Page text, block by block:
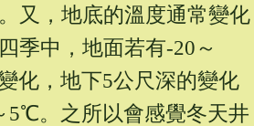
又，地底的溫度通常變化
季中，地面若有-20～
化，地下5公尺深的變化
5℃。之所以會感覺冬天井